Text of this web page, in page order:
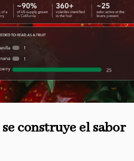
construye el sabor